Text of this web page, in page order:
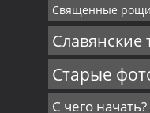
Священные рощи
Славянские
Старые
С чего начать?